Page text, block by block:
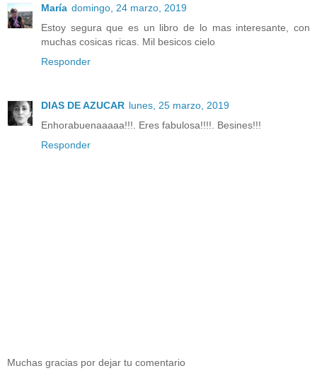
María domingo, 24 marzo, 2019
Estoy segura que es un libro de lo mas interesante, con
muchas cosicas ricas. Mil besicos cielo
Responder
DIAS DE AZUCAR lunes, 25 marzo, 2019
Enhorabuenaaaaa!!!. Eres fabulosa!!!!. Besines!!!
Responder
Muchas gracias por dejar tu comentario